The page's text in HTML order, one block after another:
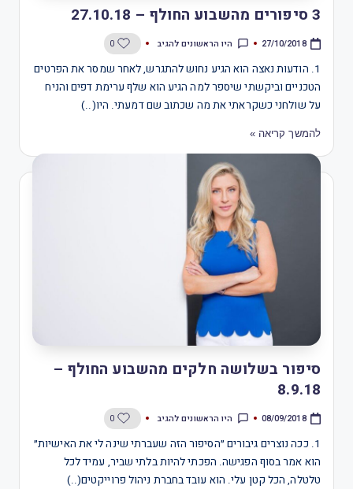
3 סיפורים מהשבוע החולף – 27.10.18
27/10/2018 היו הראשונים להגיב 0
1. הודעות נאצה הוא הגיע נחוש להתגרש, לאחר שמסר את הפרטים
הטכניים וביקשתי שיספר למה הגיע הוא שלף ערימת דפים והניח
על שולחני כשקראתי את מה שכתוב שם דמעתי. היו(..)
להמשך קריאה »
סיפור בשלושה חלקים מהשבוע החולף –
8.9.18
08/09/2018 היו הראשונים להגיב 0
1. ככה נוצרים גיבורים ״הסיפור הזה שעברתי שינה לי את האישיות״
הוא אמר בסוף הפגישה. הפכתי להיות בלתי שביר, עמיד לכל
טלטלה, הכל קטן עלי. הוא עובד בחברת ניהול פרוייקטים(..)